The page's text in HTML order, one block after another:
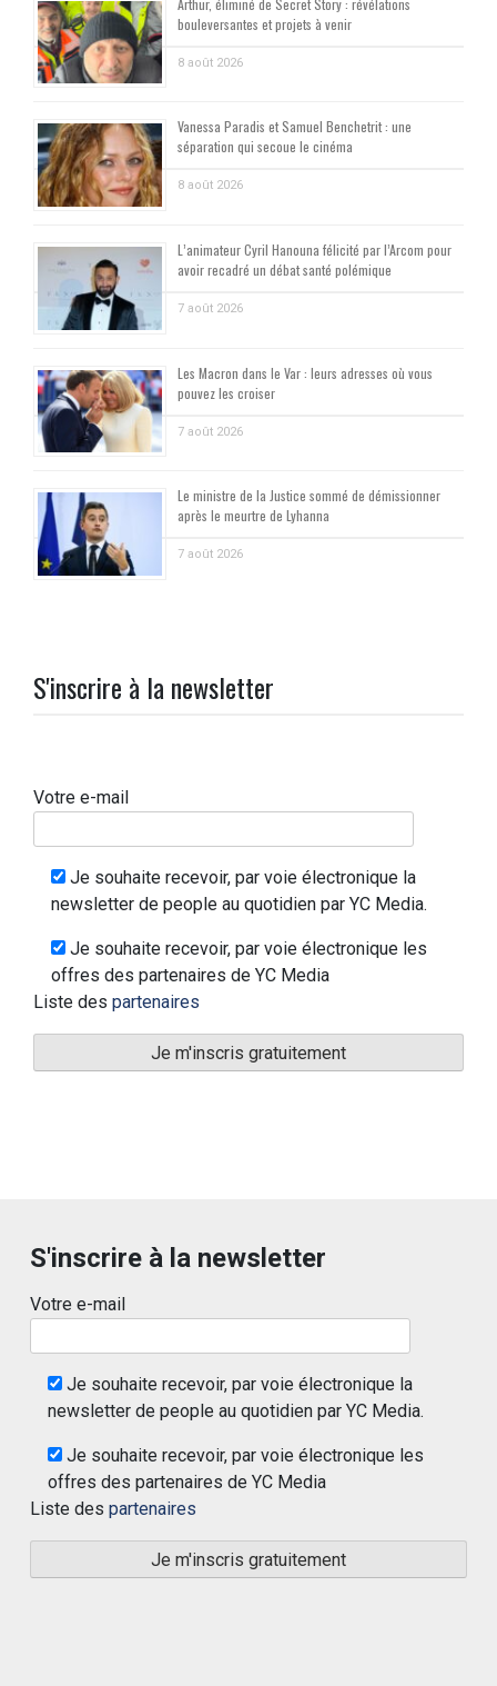
bouleversantes et projets à venir
8 août 2026
Vanessa Paradis et Samuel Benchetrit : une
séparation qui secoue le cinéma
8 août 2026
L’animateur Cyril Hanouna félicité par l’Arcom pour
avoir recadré un débat santé polémique
7 août 2026
Les Macron dans le Var : leurs adresses où vous
pouvez les croiser
7 août 2026
Le ministre de la Justice sommé de démissionner
après le meurtre de Lyhanna
7 août 2026
S'inscrire à la newsletter
Votre e-mail
Je souhaite recevoir, par voie électronique la
newsletter de people au quotidien par YC Media.
Je souhaite recevoir, par voie électronique les
offres des partenaires de YC Media
Liste des partenaires
S'inscrire à la newsletter
Votre e-mail
Je souhaite recevoir, par voie électronique la
newsletter de people au quotidien par YC Media.
Je souhaite recevoir, par voie électronique les
offres des partenaires de YC Media
Liste des partenaires